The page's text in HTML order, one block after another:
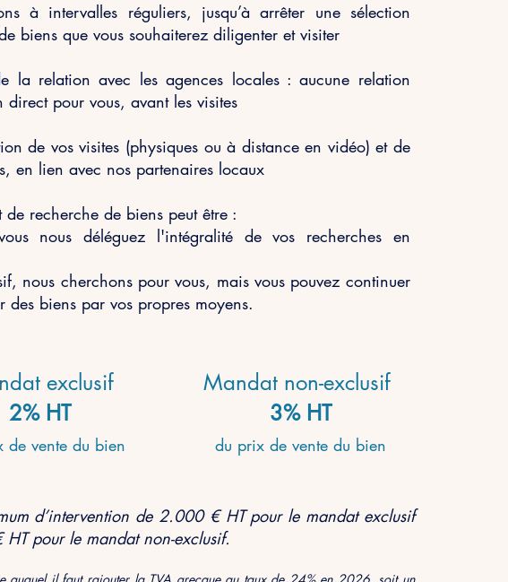
à intervalles réguliers, jusqu’à arrêter une sélection
biens que vous souhaiterez diligenter et visiter
la relation avec les agences locales :aucune relation
direct pour vous, avant les visites
de vos visites (physiques ou à distance en vidéo) et de
en lien avec nos partenaireslocaux
de recherche de biens peut être :
nous déléguez l'intégralité de vos recherches en
nous cherchons pour vous, mais vous pouvez continuer
des biens par vos propres moyens.
exclusif
2% HT
devente du bien
Mandat non-exclusif
3% HT
du prix de vente du bien
d’intervention de 2.000 € HT pour le mandat exclusif
pour le mandat non-exclusif.